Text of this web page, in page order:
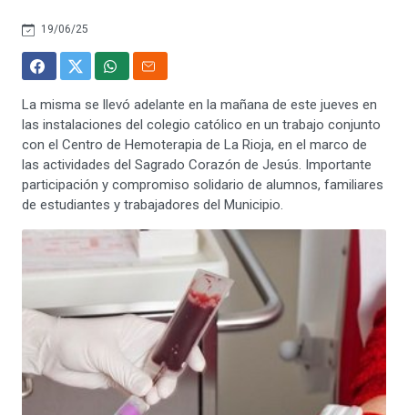
19/06/25
La misma se llevó adelante en la mañana de este jueves en
las instalaciones del colegio católico en un trabajo conjunto
con el Centro de Hemoterapia de La Rioja, en el marco de
las actividades del Sagrado Corazón de Jesús. Importante
participación y compromiso solidario de alumnos, familiares
de estudiantes y trabajadores del Municipio.